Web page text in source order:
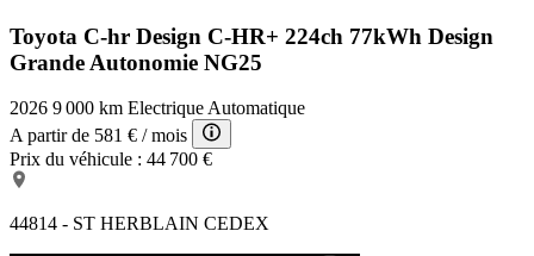
Toyota C-hr Design C-HR+ 224ch 77kWh Design
Grande Autonomie NG25
2026 9 000 km ElectriqueAutomatique
A partir de 581 € / mois
Prix du véhicule : 44 700 €
44814 - ST HERBLAIN CEDEX